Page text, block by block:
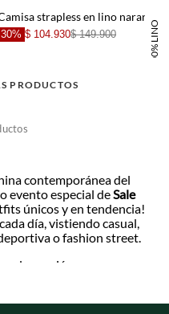
+
+
100% LINO
30% $ 104.930$ 149.900
PRODUCTOS
contemporánea del
evento especial deSale
únicos y en tendencia!
día, vistiendo casual,
o fashion street.
ocasión con
e inspírate con ropa